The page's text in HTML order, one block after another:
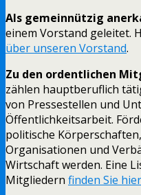
Als gemeinnützig
einem Vorstand geleitet.
über unseren Vorstand.
Zu den ordentlichen
zählen hauptberuflich
von Pressestellen und
Öffentlichkeitsarbeit.
politische
Organisationen und
Wirtschaft werden. Eine
Mitgliedern finden Sie hier